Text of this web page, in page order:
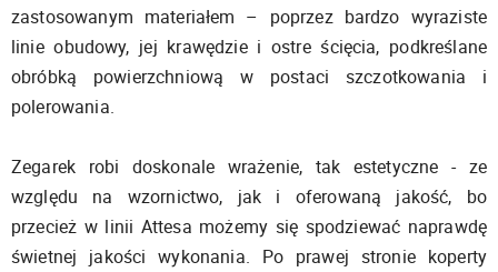
zastosowanym materiałem – poprzez bardzo wyraziste
linie obudowy, jej krawędzie i ostre ścięcia, podkreślane
obróbką powierzchniową w postaci szczotkowania i
polerowania.
Zegarek robi doskonale wrażenie, tak estetyczne - ze
względu na wzornictwo, jak i oferowaną jakość, bo
przecież w linii Attesa możemy się spodziewać naprawdę
świetnej jakości wykonania. Po prawej stronie koperty